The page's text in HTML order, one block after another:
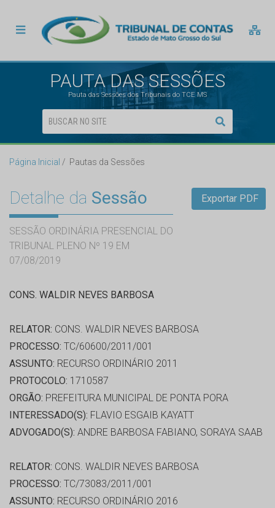
PAUTA DAS SESSÕES
Pauta das Sessões dos Tribunais do TCE MS
Página Inicial Pautas da Sessões
Detalhe da Sessão
SESSÃO ORDINÁRIA PRESENCIAL DO
TRIBUNAL PLENO Nº 19 EM
07/08/2019
Exportar PDF
CONS. WALDIR NEVES BARBOSA
RELATOR: CONS. WALDIR NEVES BARBOSA
PROCESSO: TC/60600/2011/001
ASSUNTO: RECURSO ORDINÁRIO 2011
PROTOCOLO: 1710587
ORGÃO: PREFEITURA MUNICIPAL DE PONTA PORA
INTERESSADO(S): FLAVIO ESGAIB KAYATT
ADVOGADO(S): ANDRE BARBOSA FABIANO, SORAYA SAAB
RELATOR: CONS. WALDIR NEVES BARBOSA
PROCESSO: TC/73083/2011/001
ASSUNTO: RECURSO ORDINÁRIO 2016